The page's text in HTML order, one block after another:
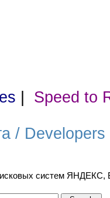
Speed to
/
систем ЯНДЕКС,